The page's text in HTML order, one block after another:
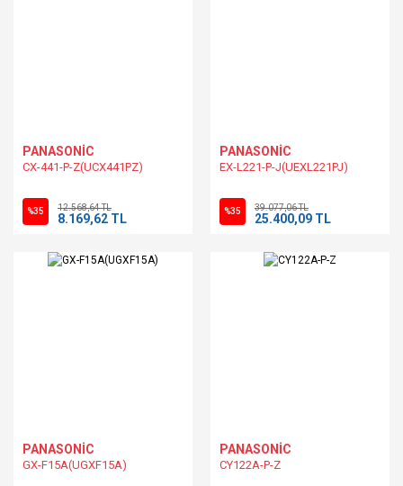
PANASONİC
CX-441-P-Z(UCX441PZ)
%35 12.568,64 TL
8.169,62 TL
PANASONİC
EX-L221-P-J(UEXL221PJ)
%35 39.077,06 TL
25.400,09 TL
PANASONİC
GX-F15A(UGXF15A)
PANASONİC
CY122A-P-Z